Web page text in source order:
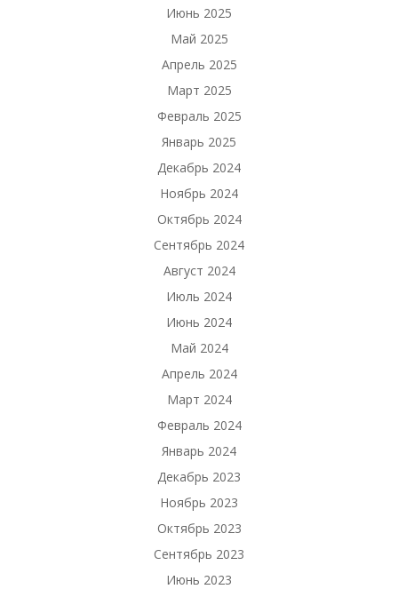
Июнь 2025
Май 2025
Апрель 2025
Март 2025
Февраль 2025
Январь 2025
Декабрь 2024
Ноябрь 2024
Октябрь 2024
Сентябрь 2024
Август 2024
Июль 2024
Июнь 2024
Май 2024
Апрель 2024
Март 2024
Февраль 2024
Январь 2024
Декабрь 2023
Ноябрь 2023
Октябрь 2023
Сентябрь 2023
Июнь 2023